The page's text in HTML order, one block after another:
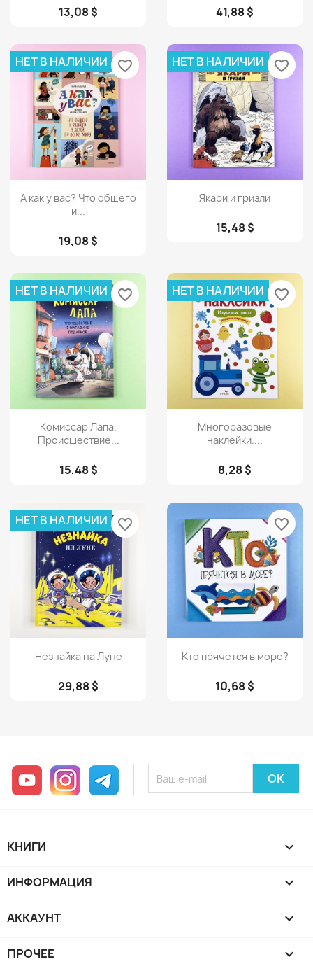
13,08 $ 41,88 $
Просмотр
А как у вас? Что общего
и...
19,08 $
НЕТ В НАЛИЧИИ favorite_border
Просмотр
Якари и гризли
15,48 $
НЕТ В НАЛИЧИИ favorite_border
Просмотр
Комиссар Лапа.
Происшествие...
15,48 $
НЕТ В НАЛИЧИИ favorite_border
Просмотр
Многоразовые
наклейки....
8,28 $
НЕТ В НАЛИЧИИ favorite_border
Просмотр
Незнайка на Луне
29,88 $
НЕТ В НАЛИЧИИ favorite_border
Просмотр
Кто прячется в море?
10,68 $
favorite_border
YouTube InstagramTelegram
КНИГИ 
ИНФОРМАЦИЯ 
АККАУНТ 
ПРОЧЕЕ 